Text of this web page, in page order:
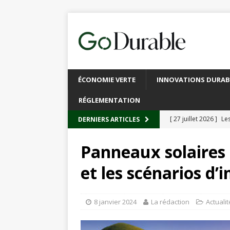
ÉCONOMIE VERTE INNOVATIONS
RÉGLEMENTATION
DERNIERS ARTICLES [ 27 juillet 2026 ]
[ 20 juillet 2026 ]
circulaire
emballages
Panneaux
et les scénarios
8 janvier 2024 La rédaction